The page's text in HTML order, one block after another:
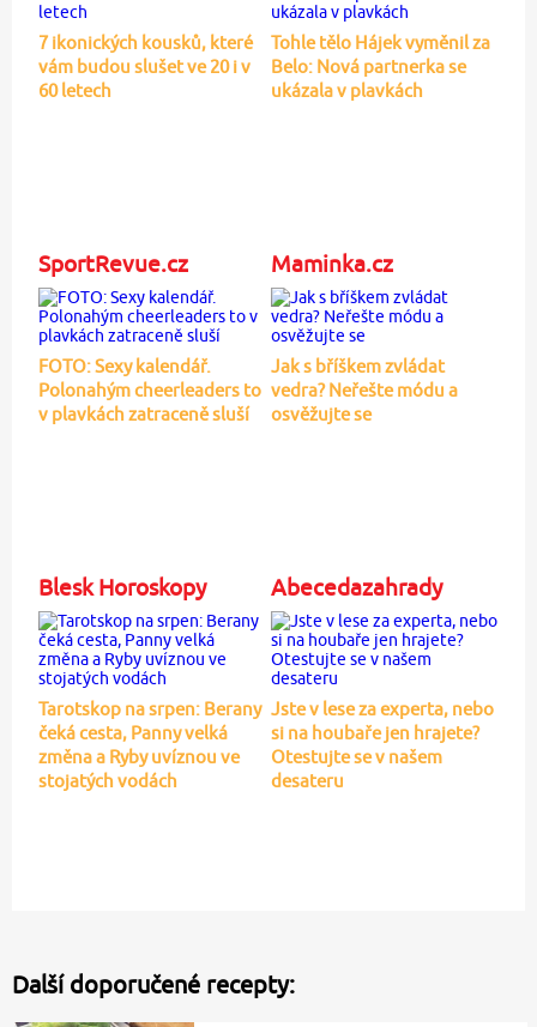
7 ikonických kousků, které
vám budou slušet ve 20 i v
60 letech
Tohle tělo Hájek vyměnil za
Belo: Nová partnerka se
ukázala v plavkách
SportRevue.cz
FOTO: Sexy kalendář.
Polonahým cheerleaders to
v plavkách zatraceně sluší
Maminka.cz
Jak s bříškem zvládat
vedra? Neřešte módu a
osvěžujte se
Blesk Horoskopy
Tarotskop na srpen: Berany
čeká cesta, Panny velká
změna a Ryby uvíznou ve
stojatých vodách
Abecedazahrady
Jste v lese za experta, nebo
si na houbaře jen hrajete?
Otestujte se v našem
desateru
Další doporučené recepty: